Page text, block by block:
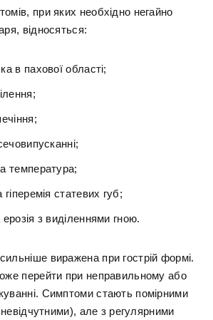
при яких необхідно негайно
відносяться:
в пахової області;
температура;
статевих губ;
з виділеннями гною.
виражена при гострій формі.
перейти при неправильному або
Симптоми стають помірними
невідчутними), але з регулярними